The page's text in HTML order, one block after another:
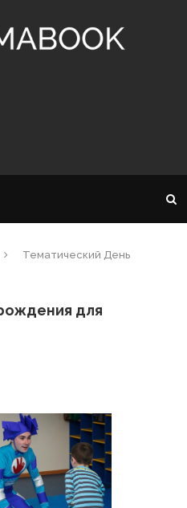
Тематический День
для